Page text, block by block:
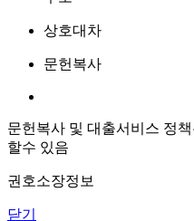
상호대차
문헌복사
문헌복사 및 대출서비스 정
할수 있음
권호소장정보
닫기